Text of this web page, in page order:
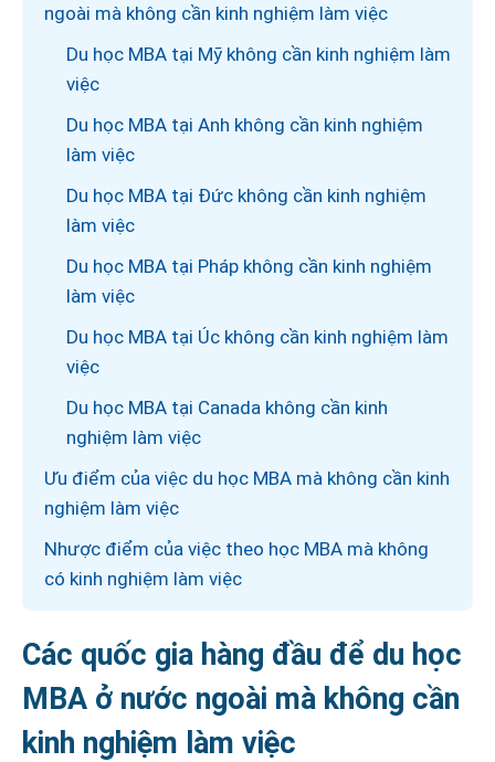
ngoài mà không cần kinh nghiệm làm việc
Du học MBA tại Mỹ không cần kinh nghiệm làm
việc
Du học MBA tại Anh không cần kinh nghiệm
làm việc
Du học MBA tại Đức không cần kinh nghiệm
làm việc
Du học MBA tại Pháp không cần kinh nghiệm
làm việc
Du học MBA tại Úc không cần kinh nghiệm làm
việc
Du học MBA tại Canada không cần kinh
nghiệm làm việc
Ưu điểm của việc du học MBA mà không cần kinh
nghiệm làm việc
Nhược điểm của việc theo học MBA mà không
có kinh nghiệm làm việc
Các quốc gia hàng đầu để du học
MBA ở nước ngoài mà không cần
kinh nghiệm làm việc